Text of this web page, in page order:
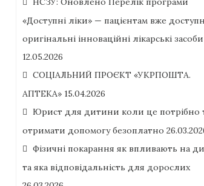
«Доступні ліки» — пацієнтам вже
оригінальні інноваційні лікарські засоби
12.05.2026
СОЦІАЛЬНИЙ ПРОЄКТ «УКРПОШТА.
АПТЕКА» 15.04.2026
Юрист для дитини коли це потрібно
отримати допомогу безоплатно
Фізичні покарання як впливають на
та яка відповідальність для дорослих